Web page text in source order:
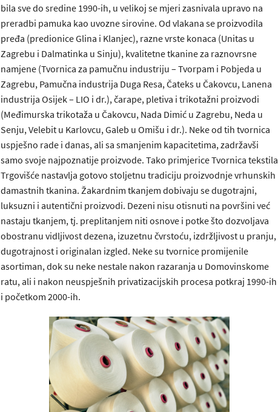
bila sve do sredine 1990-ih, u velikoj se mjeri zasnivala upravo na
preradbi pamuka kao uvozne sirovine. Od vlakana se proizvodila
pređa (predionice Glina i Klanjec), razne vrste konaca (Unitas u
Zagrebu i Dalmatinka u Sinju), kvalitetne tkanine za raznovrsne
namjene (Tvornica za pamučnu industriju – Tvorpam i Pobjeda u
Zagrebu, Pamučna industrija Duga Resa, Čateks u Čakovcu, Lanena
industrija Osijek – LIO i dr.), čarape, pletiva i trikotažni proizvodi
(Međimurska trikotaža u Čakovcu, Nada Dimić u Zagrebu, Neda u
Senju, Velebit u Karlovcu, Galeb u Omišu i dr.). Neke od tih tvornica
uspješno rade i danas, ali sa smanjenim kapacitetima, zadržavši
samo svoje najpoznatije proizvode. Tako primjerice Tvornica tekstila
Trgovišće nastavlja gotovo stoljetnu tradiciju proizvodnje vrhunskih
damastnih tkanina. Žakardnim tkanjem dobivaju se dugotrajni,
luksuzni i autentični proizvodi. Dezeni nisu otisnuti na površini već
nastaju tkanjem, tj. preplitanjem niti osnove i potke što dozvoljava
obostranu vidljivost dezena, izuzetnu čvrstoću, izdržljivost u pranju,
dugotrajnost i originalan izgled. Neke su tvornice promijenile
asortiman, dok su neke nestale nakon razaranja u Domovinskome
ratu, ali i nakon neuspješnih privatizacijskih procesa potkraj 1990-ih
i početkom 2000-ih.